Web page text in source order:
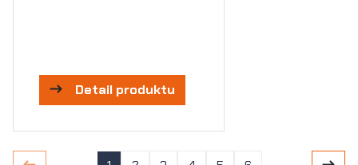
Detail produktu